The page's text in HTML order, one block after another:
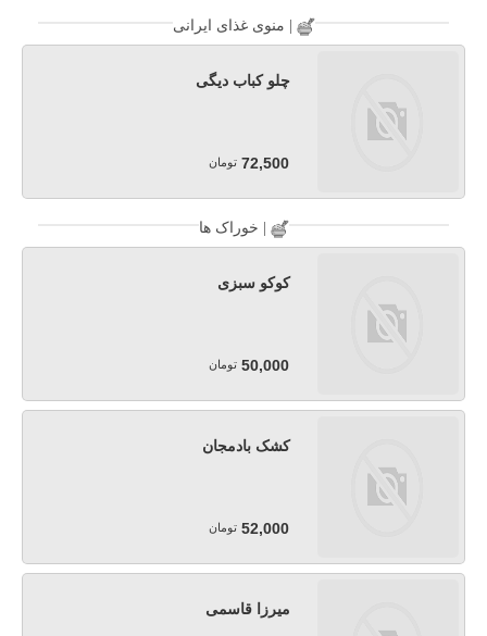
چلو کباب دیگی
72,500 تومان
کوکو سبزی
50,000 تومان
کشک بادمجان
52,000 تومان
میرزا قاسمی